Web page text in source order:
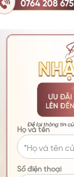
Họ và tên
Số điện thoại